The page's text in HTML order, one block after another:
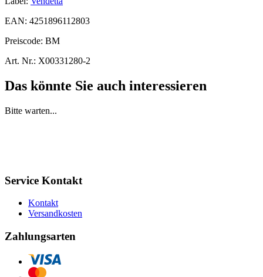
EAN: 4251896112803
Preiscode: BM
Art. Nr.: X00331280-2
Das könnte Sie auch interessieren
Bitte warten...
Service Kontakt
Kontakt
Versandkosten
Zahlungsarten